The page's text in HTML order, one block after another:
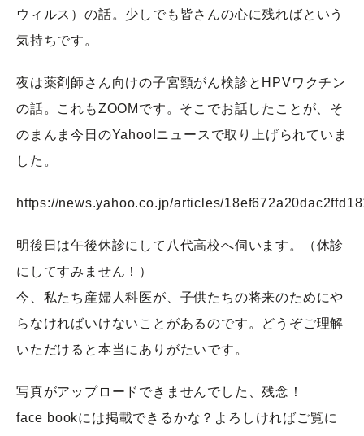
ウィルス）の話。少しでも皆さんの心に残ればという
気持ちです。
夜は薬剤師さん向けの子宮頸がん検診とHPVワクチン
の話。これもZOOMです。そこでお話したことが、そ
のまんま今日のYahoo!ニュースで取り上げられていま
した。
https://news.yahoo.co.jp/articles/
明後日は午後休診にして八代高校へ伺います。（休診
にしてすみません！）
今、私たち産婦人科医が、子供たちの将来のためにや
らなければいけないことがあるのです。どうぞご理解
いただけると本当にありがたいです。
写真がアップロードできませんでした、残念！
face bookには掲載できるかな？よろしければご覧に